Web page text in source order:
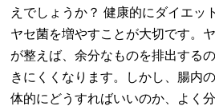
えでしょうか？ 健康的にダイエッ
ヤセ菌を増やすことが大切です。
が整えば、余分なものを排出する
きにくくなります。しかし、腸内
体的にどうすればいいのか、よく